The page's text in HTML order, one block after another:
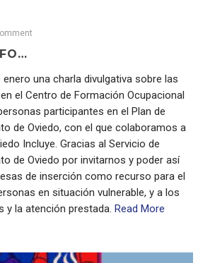
una charla divulgativa sobre las
el Centro de Formación Ocupacional
participantes en el Plan de
de Oviedo, con el que colaboramos a
Incluye. Gracias al Servicio de
de Oviedo por invitarnos y poder así
de inserción como recurso para el
en situación vulnerable, y a los
y la atención prestada. Read More